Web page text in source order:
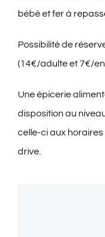
bébé et fer à
Possibilité de
(14€/adulte et 7€/
Une épicerie
disposition au
celle-ci aux
drive.